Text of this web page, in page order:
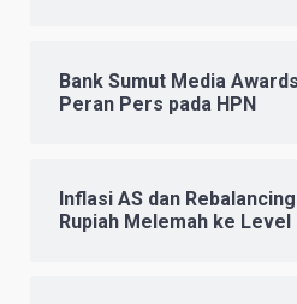
Bank Sumut Media
Peran Pers pada HPN
Inflasi AS dan
Rupiah Melemah ke